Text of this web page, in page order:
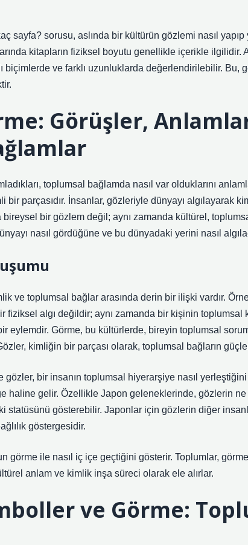
sayfa? sorusu, aslında bir kültürün gözlemi nasıl yapıp
kitapların fiziksel boyutu genellikle içerikle ilgilidir.
biçimlerde ve farklı uzunluklarda değerlendirilebilir. Bu,
Görüşler,
toplumsal bağlamda nasıl var olduklarını
parçasıdır. İnsanlar, gözleriyle dünyayı algılayarak
bir gözlem değil; aynı zamanda kültürel,
nasıl gördüğüne ve bu dünyadaki yerini nasıl
ve toplumsal bağlar arasında derin bir ilişki vardır.
fiziksel algı değildir; aynı zamanda bir kişinin
eylemdir. Görme, bu kültürlerde, bireyin toplumsal
kimliğin bir parçası olarak, toplumsal bağların
bir insanın toplumsal hiyerarşiye nasıl
haline gelir. Özellikle Japon geleneklerinde, gözlerin ne
statüsünü gösterebilir. Japonlar için gözlerin diğer
göstergesidir.
görme ile nasıl iç içe geçtiğini gösterir. Toplumlar,
anlam ve kimlik inşa süreci olarak ele alırlar.
ve Görme: